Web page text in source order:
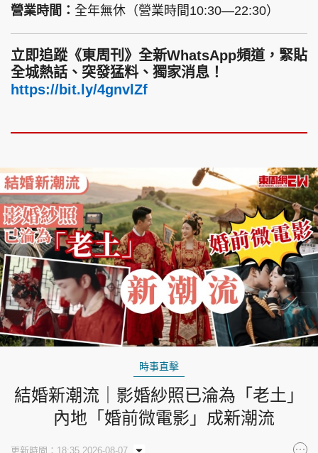
營業時間： 全年無休（營業時間10:30—22:30）
立即追蹤《東周刊》全新WhatsApp頻道，緊貼
全城熱話、突發猛料、獨家消息！
https://bit.ly/4gnvlZf
時事直擊
結婚新潮流｜影婚紗照已淪為「老土」
內地「婚前微電影」成新潮流
更新時間：18:35 2026-08-07